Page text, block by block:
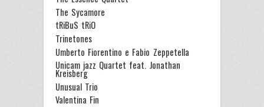
The Sycamore
tRiBuS tRiO
Trinetones
Umberto Fiorentino e Fabio Zeppetella
Unicam jazz Quartet feat. Jonathan
Kreisberg
Unusual Trio
Valentina Fin